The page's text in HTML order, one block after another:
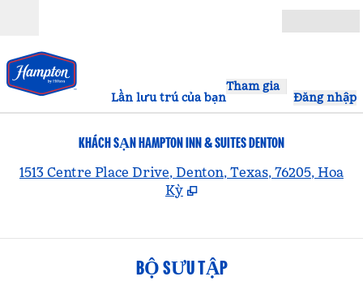
Lần lưu trú của bạn
Tham gia
Đăng nhập
KHÁCH SẠN HAMPTON INN & SUITES DENTON
1513 Centre Place Drive, Denton, Texas, 76205, Hoa
Kỳ
BỘ SƯU TẬP